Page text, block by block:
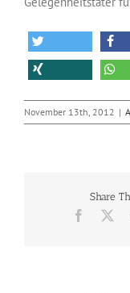
November 13th, 2012 |
Share